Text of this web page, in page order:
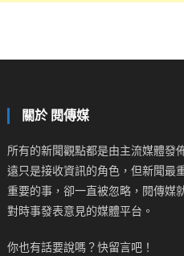
關於 閱傳媒
所有的新聞觀點都是由主流媒體發
遠只是接收資訊的角色，但新聞最
重要的事，卻一直被忽略，閱傳媒
對時事發表意見的媒體平台。
你也有話要說嗎？快留言吧！